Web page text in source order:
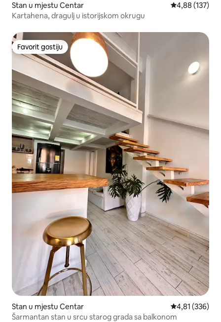
Stan u mjestu Centar prosječna
4,88 (137)
Kartahena, dragulj u istorijskom okrugu
Favorit gostiju
Favorit gostiju
Stan u mjestu Centar prosječna
4,81 (336)
Šarmantan stan u srcu starog grada sa balkonom